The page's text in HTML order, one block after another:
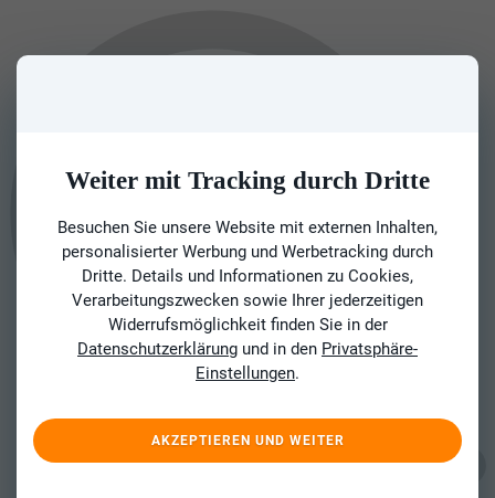
Weiter mit Tracking durch Dritte
Besuchen Sie unsere Website mit externen Inhalten,
personalisierter Werbung und Werbetracking durch
Dritte. Details und Informationen zu Cookies,
Verarbeitungszwecken sowie Ihrer jederzeitigen
Widerrufsmöglichkeit finden Sie in der
Datenschutzerklärung und in den Privatsphäre-
Einstellungen.
AKZEPTIEREN UND WEITER